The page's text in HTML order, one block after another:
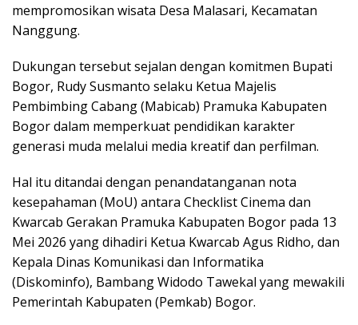
mempromosikan wisata Desa Malasari, Kecamatan
Nanggung.
Dukungan tersebut sejalan dengan komitmen Bupati
Bogor, Rudy Susmanto selaku Ketua Majelis
Pembimbing Cabang (Mabicab) Pramuka Kabupaten
Bogor dalam memperkuat pendidikan karakter
generasi muda melalui media kreatif dan perfilman.
Hal itu ditandai dengan penandatanganan nota
kesepahaman (MoU) antara Checklist Cinema dan
Kwarcab Gerakan Pramuka Kabupaten Bogor pada 13
Mei 2026 yang dihadiri Ketua Kwarcab Agus Ridho, dan
Kepala Dinas Komunikasi dan Informatika
(Diskominfo), Bambang Widodo Tawekal yang mewakili
Pemerintah Kabupaten (Pemkab) Bogor.